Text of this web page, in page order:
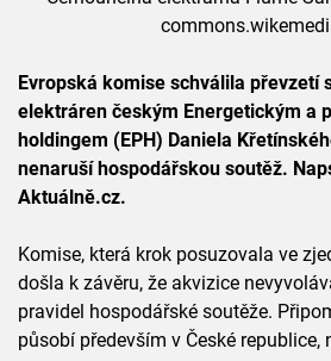
Evropská komise schválila převzetí
elektráren českým Energetickým a
holdingem (EPH) Daniela
nenaruší hospodářskou soutěž.
Aktuálně.cz.
Komise, která krok posuzovala ve
došla k závěru, že akvizice
pravidel hospodářské soutěže.
působí především v České republice,